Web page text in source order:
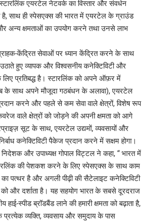
एयरटेल नेटवर्क का विस्तार और संवर्धन
साथ ही स्पेसएक्स की भारत में एयरटेल के ग्राउंड
अन्य क्षमताओं का उपयोग करने तथा उनसे लाभ
केंद्रित सेवाओं पर ध्यान केंद्रित करने के साथ
हुए व्यापक और विश्वसनीय कनेक्टिविटी और
प्रतिबद्ध है। स्टारलिंक को अपने ऑफ़र में
साथ अपने मौजूदा गठबंधन के अलावा), एयरटेल
करने और पहले से कम सेवा वाले क्षेत्रों, विशेष रूप
वाले क्षेत्रों को जोड़ने की अपनी क्षमता को आगे
सूट के साथ, एयरटेल उद्यमों, व्यवसायों और
कनेक्टिविटी पैकेज प्रदान करने में सक्षम होगा।
और उपाध्यक्ष गोपाल विट्टल ने कहा, “ भारत में
की पेशकश करने के लिए स्पेसएक्स के साथ काम
पत्थर है और अगली पीढ़ी की सैटेलाइट कनेक्टिविटी
को और दर्शाता है। यह सहयोग भारत के सबसे दूरदराज
हाई-स्पीड ब्रॉडबैंड लाने की हमारी क्षमता को बढ़ाता है,
प्रत्येक व्यक्ति, व्यवसाय और समुदाय के पास